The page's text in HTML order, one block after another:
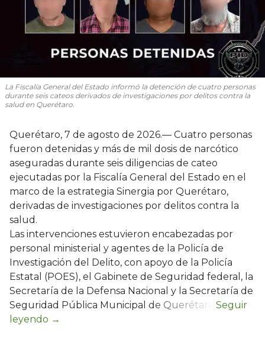
La Fiscalía General del Estado informó la detención de cuatro personas
durante seis cateos derivados de investigaciones por delitos contra la
salud en Querétaro.
Querétaro, 7 de agosto de 2026.— Cuatro personas
fueron detenidas y más de mil dosis de narcótico
aseguradas durante seis diligencias de cateo
ejecutadas por la Fiscalía General del Estado en el
marco de la estrategia Sinergia por Querétaro,
derivadas de investigaciones por delitos contra la
salud.
Las intervenciones estuvieron encabezadas por
personal ministerial y agentes de la Policía de
Investigación del Delito, con apoyo de la Policía
Estatal (POES), el Gabinete de Seguridad federal, la
Secretaría de la Defensa Nacional y la Secretaría de
Seguridad Pública Municipal de Querétaro.